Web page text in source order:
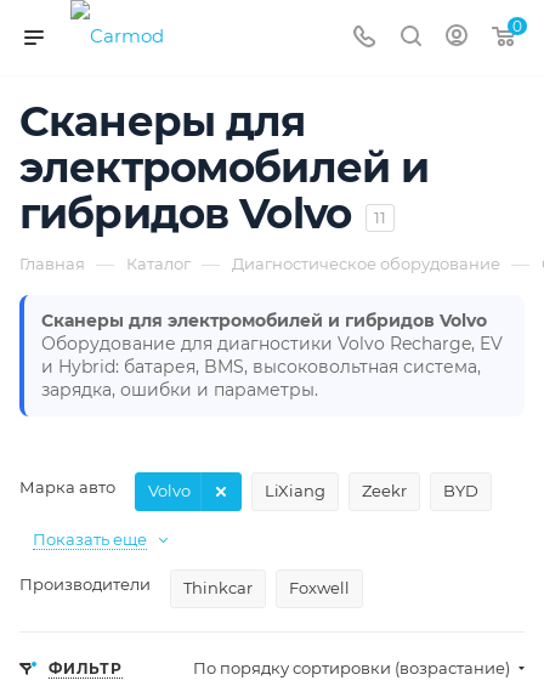
0
Сканеры для
электромобилей и
гибридов Volvo
11
Главная — Каталог — Диагностическое оборудование —
Сканеры для электромобилей и гибридов Volvo
Оборудование для диагностики Volvo Recharge, EV
и Hybrid: батарея, BMS, высоковольтная система,
зарядка, ошибки и параметры.
Марка авто LiXiang Zeekr BYD
Volvo
Показать еще
Производители Thinkcar Foxwell
ФИЛЬТР По порядку сортировки (возрастание)